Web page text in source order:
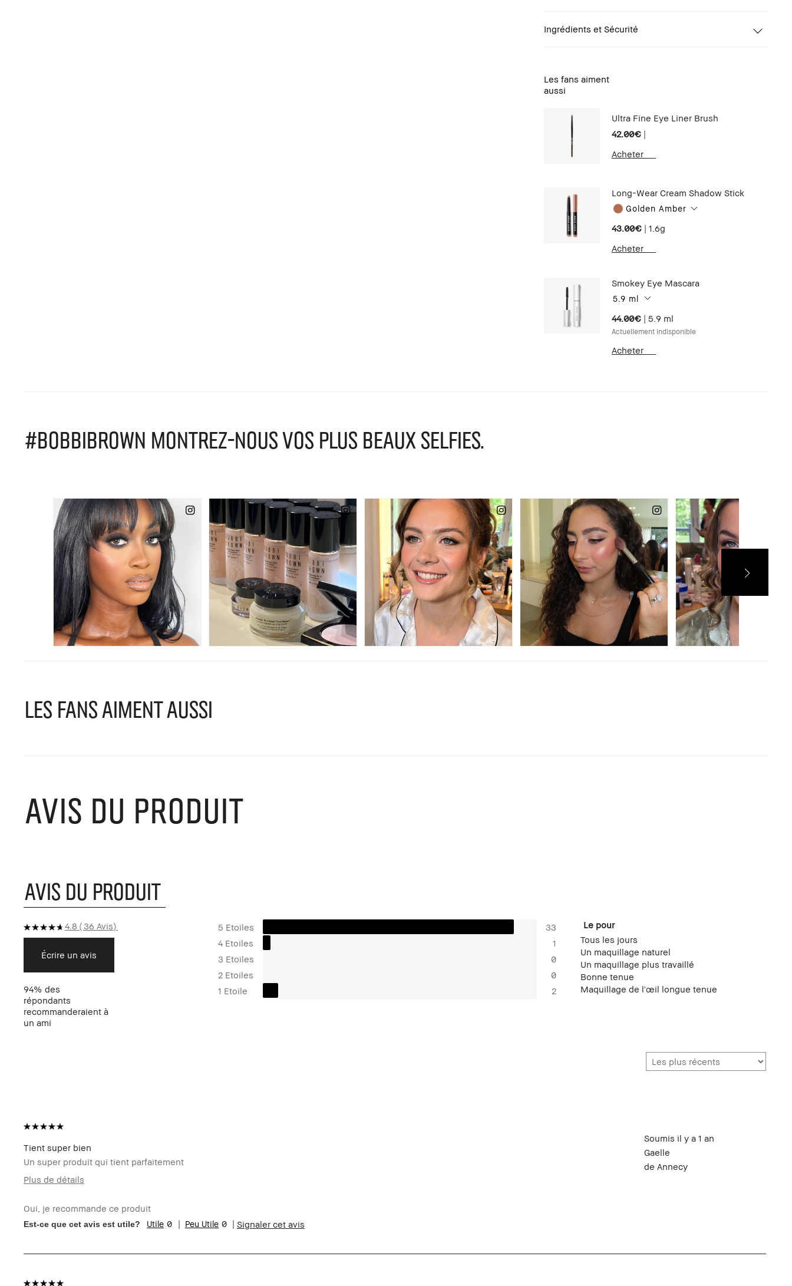
Ingrédients et Sécurité
Les fans aiment
aussi
Ultra Fine Eye Liner Brush
42.00€ |
Acheter
Long-Wear Cream Shadow Stick
Golden Amber
43.00€ | 1.6g
Acheter
Smokey Eye Mascara
5.9 ml
44.00€ | 5.9 ml
Actuellement indisponible
Acheter
#BOBBIBROWN MONTREZ-NOUS VOS PLUS BEAUX SELFIES.
LES FANS AIMENT AUSSI
AVIS DU PRODUIT
AVIS DU PRODUIT
4.8 36 Avis
Écrire un avis
94% des
répondants
recommanderaient à
un ami
5 Etoiles
33
4 Etoiles
1
3 Etoiles
0
2 Etoiles
0
1 Etoile
2
Le pour
Tous les jours
Un maquillage naturel
Un maquillage plus travaillé
Bonne tenue
Maquillage de l'œil longue tenue
Tient super bien
Soumis il y a 1 an
Gaelle
de Annecy
Un super produit qui tient parfaitement
Plus de détails
Type de peau
Normal
Carnation
halée - foncée
peau
Oui, je recommande ce produit
Est-ce que cet avis est utile? 0 0 Signaler cet avis